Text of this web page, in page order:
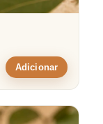
Adicionar